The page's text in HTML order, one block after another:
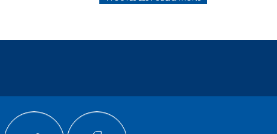
nos actions
en France,...
FEUILLETER